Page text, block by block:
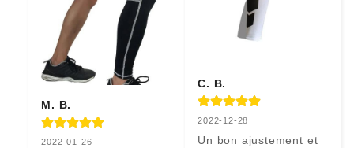
M. B.
2022-01-26
C. B.
2022-12-28
Un bon ajustement et